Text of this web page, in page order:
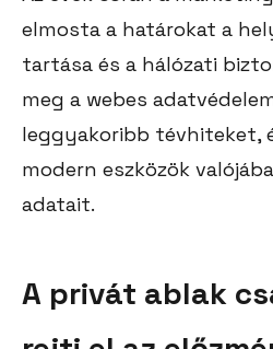
elmosta a határokat a
tartása és a hálózati
meg a webes
leggyakoribb tévhiteket,
modern eszközök
adatait.
A privát ablak